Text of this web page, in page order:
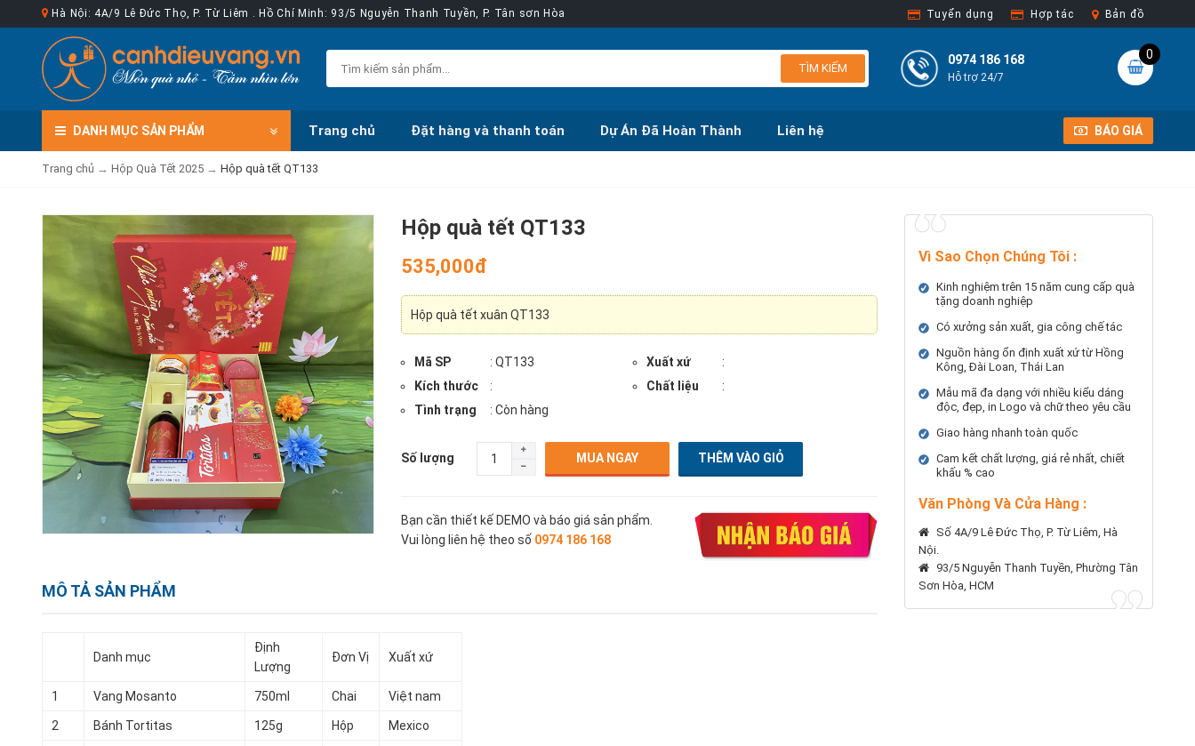
Hà Nội: 4A/9 Lê Đức Thọ, P. Từ Liêm . Hồ Chí Minh: 93/5 Nguyễn Thanh Tuyền, P. Tân sơn Hòa Tuyển dụng Hợp tác Bản đồ
TÌM KIẾM
0
0974 186 168
Hỗ trợ 24/7
DANH MỤC SẢN PHẨM Trang chủ Đặt hàng và thanh toán Dự Án Đã Hoàn Thành Liên hệ BÁO GIÁ
Trang chủ → Hộp Quà Tết 2025 → Hộp quà tết QT133
Hộp quà tết QT133
535,000đ
Hộp quà tết xuân QT133
Mã SP : QT133 Xuất xứ
:
Kích thước
: Chất liệu
:
Tình trạng
: Còn hàng
Số lượng MUA NGAY
Bạn cần thiết kế DEMO và báo giá sản phẩm.
Vui lòng liên hệ theo số 0974 186 168
MÔ TẢ SẢN PHẨM
Danh mục
Định
Lượng
Đơn Vị Xuất xứ
1 Vang Mosanto 750ml Chai Việt nam
2 Bánh Tortitas 125g Hộp Mexico
Vì Sao Chọn Chúng Tôi :
Kinh nghiệm trên 15 năm cung cấp quà
tặng doanh nghiệp
Có xưởng sản xuất, gia công chế tác
Nguồn hàng ổn định xuất xứ từ Hồng
Kông, Đài Loan, Thái Lan
Mẫu mã đa dạng với nhiều kiểu dáng
độc, đẹp, in Logo và chữ theo yêu cầu
Giao hàng nhanh toàn quốc
Cam kết chất lượng, giá rẻ nhất, chiết
khấu % cao
Văn Phòng Và Cửa Hàng :
Số 4A/9 Lê Đức Thọ, P. Từ Liêm, Hà
Nội.
93/5 Nguyễn Thanh Tuyền, Phường Tân
Sơn Hòa, HCM